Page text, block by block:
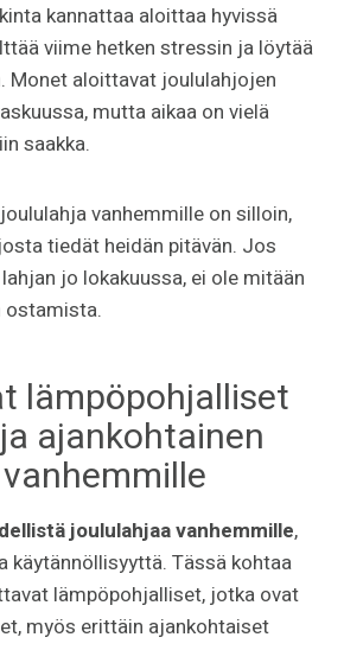
kannattaa aloittaa hyvissä
viime hetken stressin ja löytää
Monet aloittavat joululahjojen
mutta aikaa on vielä
saakka.
vanhemmille on silloin,
tiedät heidän pitävän. Jos
jo lokakuussa, ei ole mitään
ostamista.
lämpöpohjalliset
ajankohtainen
joululahjaa vanhemmille,
käytännöllisyyttä. Tässä kohtaa
lämpöpohjalliset, jotka ovat
myös erittäin ajankohtaiset